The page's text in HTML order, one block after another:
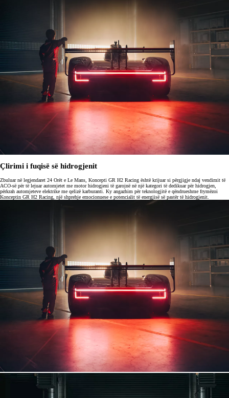
Çlirimi i fuqisë së hidrogjenit
Zbuluar në legjendaret 24 Orët e Le Mans, Koncepti GR H2 Racing është krijuar si përgjigje ndaj vendimit të
ACO-së për të lejuar automjetet me motor hidrogjeni të garojnë në një kategori të dedikuar për hidrogjen,
përkrah automjeteve elektrike me qelizë karburanti. Ky angazhim për teknologjitë e qëndrueshme frymëzoi
Konceptin GR H2 Racing, një shprehje emocionuese e potencialit të energjisë së pastër të hidrogjenit.